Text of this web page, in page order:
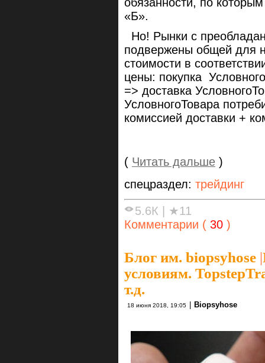
«Б».
Но! Рынки с
подвержены общей для
стоимости в
цены: покупка
=> доставка
УсловногоТовара
комиссией доставки +
( Читать дальше )
спецраздел: трейдинг
5.6К
★11
Комментарии ( 30 )
Блог им. biopsyhose |
условиям.
т.д.
18 июня 2018, 19:05 Biopsyhose